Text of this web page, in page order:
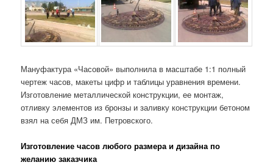
Мануфактура «Часовой» выполнила в масштабе 1:1 полный
чертеж часов, макеты цифр и таблицы уравнения времени.
Изготовление металлической конструкции, ее монтаж,
отливку элементов из бронзы и заливку конструкции бетоном
взял на себя ДМЗ им. Петровского.
Изготовление часов любого размера и дизайна по
желанию заказчика